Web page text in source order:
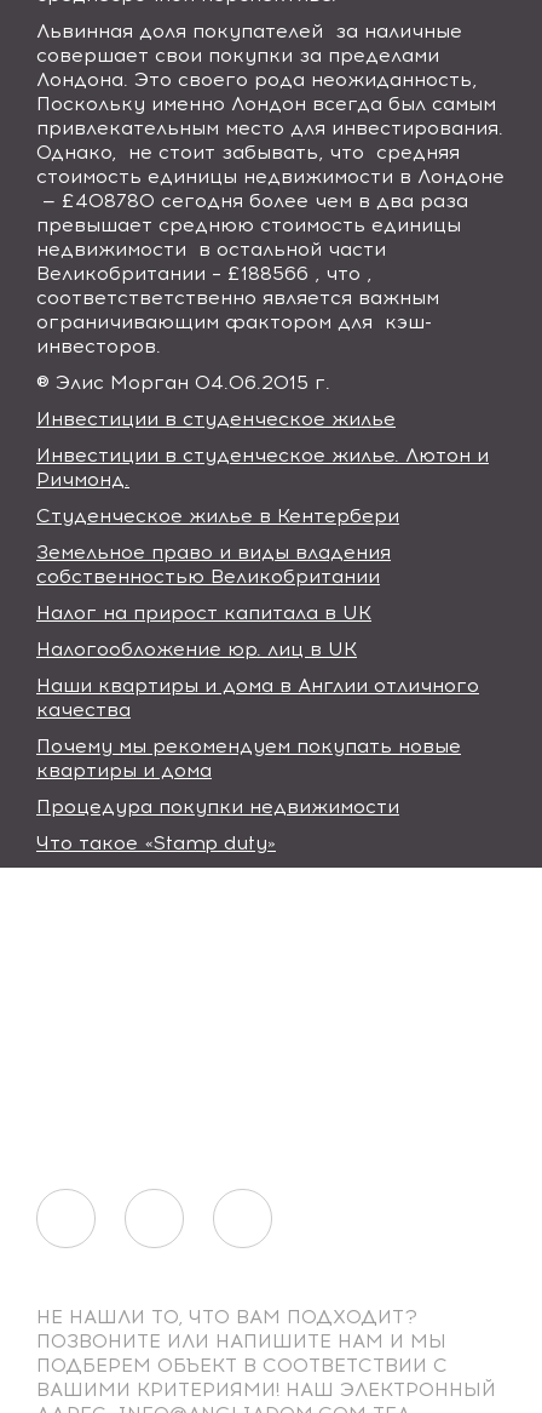
Львинная доля покупателей
за наличные
совершает свои покупки за пределами
Лондона. Это своего рода неожиданность,
Поскольку именно Лондон всегда был самым
привлекательным место для инвестирования.
Однако,
не стоит забывать, что
средняя
стоимость единицы недвижимости в Лондоне
— £408780 сегодня более чем в два раза
превышает среднюю стоимость единицы
недвижимости
в остальной части
Великобритании – £188566 , что ,
соответстветственно является важным
ограничивающим фактором для
кэш-
инвесторов.
® Элис Морган 04.06.2015 г.
Инвестиции в студенческое жилье
Инвестиции в студенческое жилье. Лютон и
Ричмонд.
Студенческое жилье в Кентербери
Земельное право и виды владения
собственностью Великобритании
Налог на прирост капитала в UK
Налогообложение юр. лиц в UK
Наши квартиры и дома в Англии отличного
качества
Почему мы рекомендуем покупать новые
квартиры и дома
Процедура покупки недвижимости
Что такое «Stamp duty»
НЕ НАШЛИ ТО, ЧТО ВАМ ПОДХОДИТ?
ПОЗВОНИТЕ ИЛИ НАПИШИТЕ НАМ И МЫ
ПОДБЕРЕМ ОБЪЕКТ В СООТВЕТСТВИИ С
ВАШИМИ КРИТЕРИЯМИ! НАШ ЭЛЕКТРОННЫЙ